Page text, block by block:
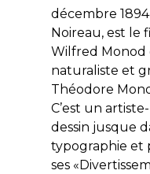
décembre
Noireau, est le
Wilfred Monod
naturaliste et
Théodore
C’est un
dessin jusque
typographie et
ses